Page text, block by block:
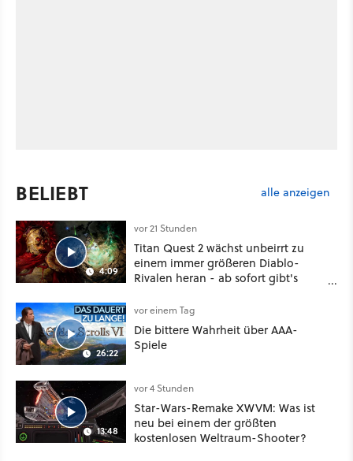
BELIEBT alle anzeigen
4:09
vor 21 Stunden
Titan Quest 2 wächst unbeirrt zu
einem immer größeren Diablo-
Rivalen heran - ab sofort gibt's
Klasse
26:22
vor einem Tag
Die bittere Wahrheit über AAA-
Spiele
13:48
vor 4 Stunden
Star-Wars-Remake XWVM: Was ist
neu bei einem der größten
kostenlosen Weltraum-Shooter?